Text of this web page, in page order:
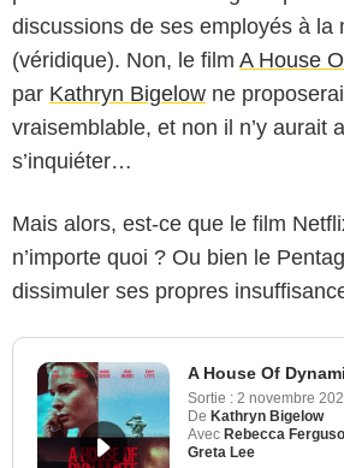
discussions de ses employés à la
(véridique). Non, le film A House
par Kathryn Bigelow ne
vraisemblable, et non il n’y aurait
s’inquiéter…
Mais alors, est-ce que le film
n’importe quoi ? Ou bien le
dissimuler ses propres
A House Of
Sortie : 2 novembre
De Kathryn Bigelow
Avec Rebecca
Greta Lee